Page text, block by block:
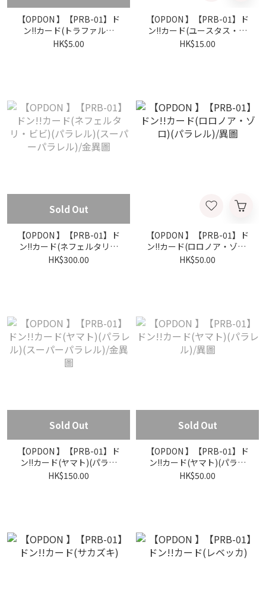
【OPDON 】【PRB-01】ド
ン!!カード(トラファルガ
ー・ロー)
HK$5.00
【OPDON 】【PRB-01】ド
ン!!カード(ユースタス・キ
ッド)(パラレル)/異圖
HK$15.00
Sold Out
【OPDON 】【PRB-01】ド
ン!!カード(ネフェルタリ・
ビビ)(パラレル)(スーパーパ
HK$300.00
【OPDON 】【PRB-01】ド
ン!!カード(ロロノア・ゾロ)
(パラレル)/異圖
HK$50.00
Sold Out
【OPDON 】【PRB-01】ド
ン!!カード(ヤマト)(パラレ
ル)(スーパーパラレル)/金異
HK$150.00
Sold Out
【OPDON 】【PRB-01】ド
ン!!カード(ヤマト)(パラレ
ル)/異圖
HK$50.00